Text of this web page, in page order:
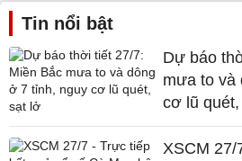
Tin nổi bật
Dự báo
mưa to và
cơ lũ
XSCM 27/